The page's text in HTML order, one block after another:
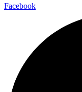
Facebook